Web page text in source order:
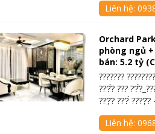
Liên hệ:
Orchard
phòng ngủ +
bán: 5.2 tỷ
???????
???̂́? ???
???̣̂? ???́
Liên hệ: